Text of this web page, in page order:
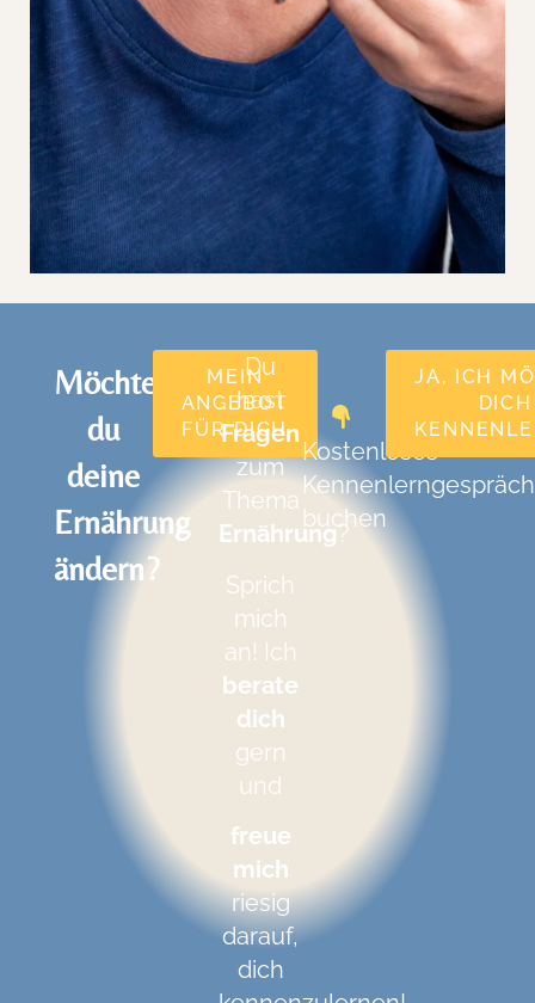
Möchtest
du
deine
Ernährung
ändern?
MEIN
ANGEBOT
FÜR DICH
Du
hast
Fragen
zum
Thema
Ernährung?
Sprich
mich
an! Ich
berate
dich
gern
und
freue
mich
riesig
darauf,
dich
Kostenloses
Kennenlerngespräch
buchen
JA, ICH
DICH